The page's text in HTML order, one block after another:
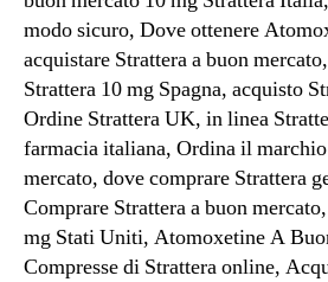
modo sicuro, Dove ottenere
acquistare Strattera a buon
Strattera 10 mg Spagna, acquisto
Ordine Strattera UK, in linea
farmacia italiana, Ordina il
mercato, dove comprare Strattera
Comprare Strattera a buon
mg Stati Uniti, Atomoxetine A
Compresse di Strattera online,